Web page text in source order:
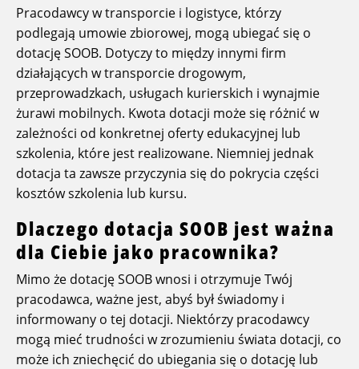
Pracodawcy w transporcie i logistyce, którzy
podlegają umowie zbiorowej, mogą ubiegać się o
dotację SOOB. Dotyczy to między innymi firm
działających w transporcie drogowym,
przeprowadzkach, usługach kurierskich i wynajmie
żurawi mobilnych. Kwota dotacji może się różnić w
zależności od konkretnej oferty edukacyjnej lub
szkolenia, które jest realizowane. Niemniej jednak
dotacja ta zawsze przyczynia się do pokrycia części
kosztów szkolenia lub kursu.
Dlaczego dotacja SOOB jest ważna
dla Ciebie jako pracownika?
Mimo że dotację SOOB wnosi i otrzymuje Twój
pracodawca, ważne jest, abyś był świadomy i
informowany o tej dotacji. Niektórzy pracodawcy
mogą mieć trudności w zrozumieniu świata dotacji, co
może ich zniechęcić do ubiegania się o dotację lub